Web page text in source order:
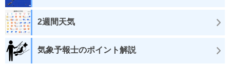
2週間天気
気象予報士のポイント解説